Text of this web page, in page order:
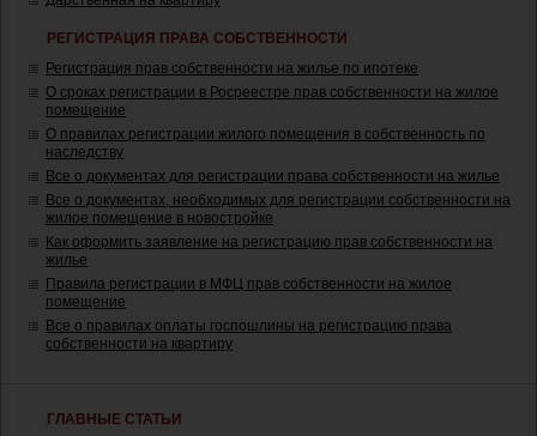
РЕГИСТРАЦИЯ ПРАВА СОБСТВЕННОСТИ
Регистрация прав собственности на жилье по ипотеке
О сроках регистрации в Росреестре прав собственности на жилое
помещение
О правилах регистрации жилого помещения в собственность по
наследству
Все о документах для регистрации права собственности на жилье
Все о документах, необходимых для регистрации собственности на
жилое помещение в новостройке
Как оформить заявление на регистрацию прав собственности на
жилье
Правила регистрации в МФЦ прав собственности на жилое
помещение
Все о правилах оплаты госпошлины на регистрацию права
собственности на квартиру
ГЛАВНЫЕ СТАТЬИ